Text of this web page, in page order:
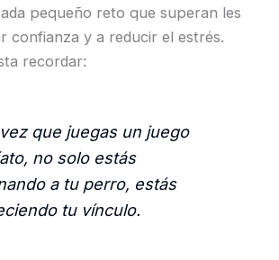
pequeño reto que superan les
confianza y a reducir el estrés.
recordar:
que juegas un juego
no solo estás
a tu perro, estás
tu vínculo.